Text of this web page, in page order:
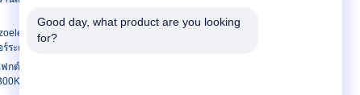
Transducer สำหรับ 75KHz
ระดับของเหลว
กต์ Piezoelectric สีดำสำหรับเซ็นเซอร์
Good day, what product are you looking
for?